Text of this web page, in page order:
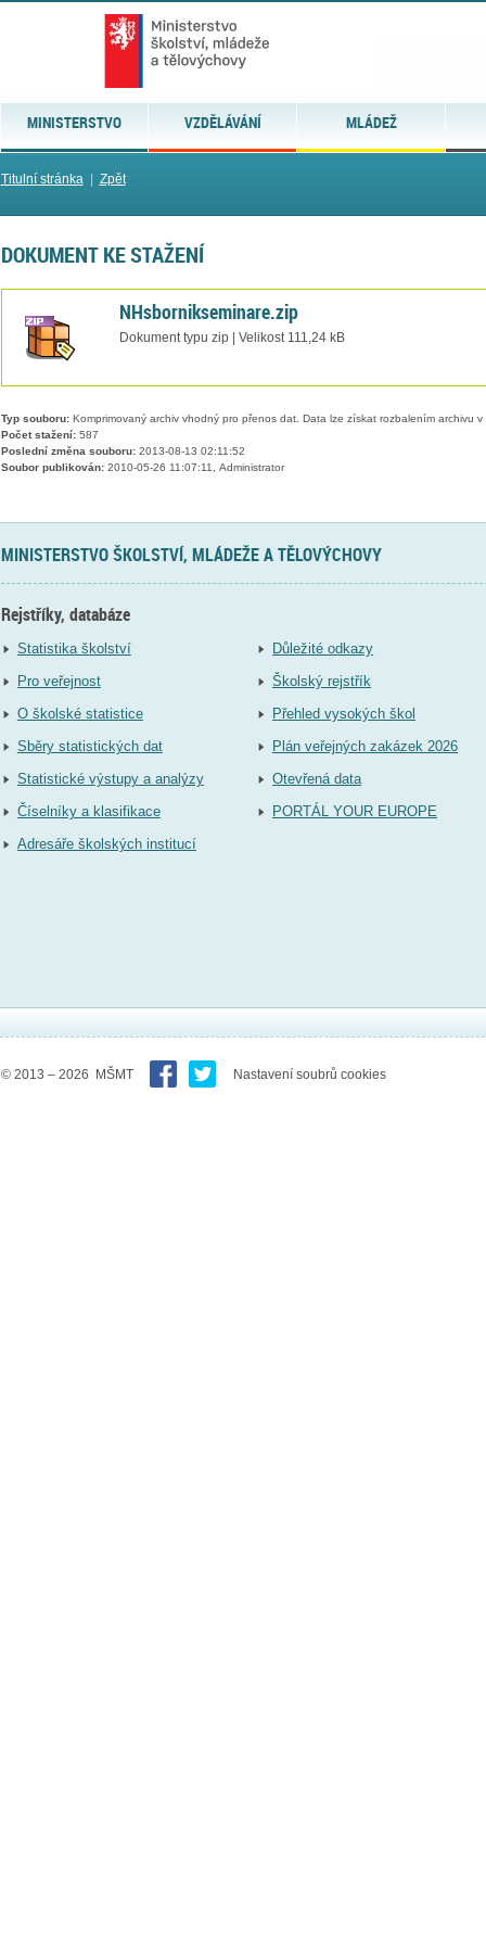
MINISTERSTVO VZDĚLÁVÁNÍ MLÁDEŽ
Titulní stránka| Zpět
DOKUMENT KE STAŽENÍ
NHsbornikseminare.zip
Dokument typu zip | Velikost 111,24 kB
Typ souboru:Komprimovaný archiv vhodný pro přenos dat. Data lze získat rozbalením archivu
Počet stažení:587
Poslední změna souboru:2013-08-13 02:11:52
Soubor publikován:2010-05-26 11:07:11, Administrator
MINISTERSTVO ŠKOLSTVÍ, MLÁDEŽE A TĚLOVÝCHOVY
Rejstříky, databáze
Statistika školství
Pro veřejnost
O školské statistice
Sběry statistických dat
Statistické výstupy a analýzy
Číselníky a klasifikace
Adresáře školských institucí
Důležité odkazy
Školský rejstřík
Přehled vysokých škol
Plán veřejných zakázek 2026
Otevřená data
PORTÁL YOUR EUROPE
© 2013 – 2026 MŠMT Nastavení soubrů cookies